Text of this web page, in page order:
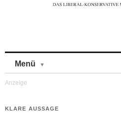
Menü
KLARE AUSSAGE